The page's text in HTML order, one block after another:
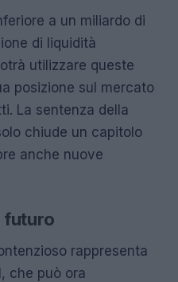
a un miliardo di
di liquidità
utilizzare queste
posizione sul mercato
La sentenza della
chiude un capitolo
anche nuove
futuro
rappresenta
che può ora